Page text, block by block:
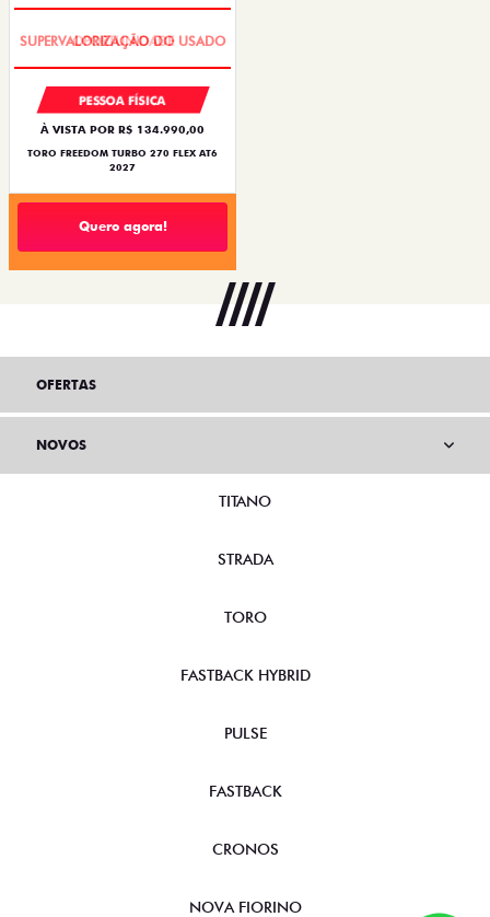
PESSOA FÍSICA
À VISTA POR R$ 134.990,00
TORO FREEDOM TURBO 270 FLEX AT6
2027
Quero agora!
OFERTAS
NOVOS
TITANO
STRADA
TORO
FASTBACK HYBRID
PULSE
FASTBACK
CRONOS
NOVA FIORINO